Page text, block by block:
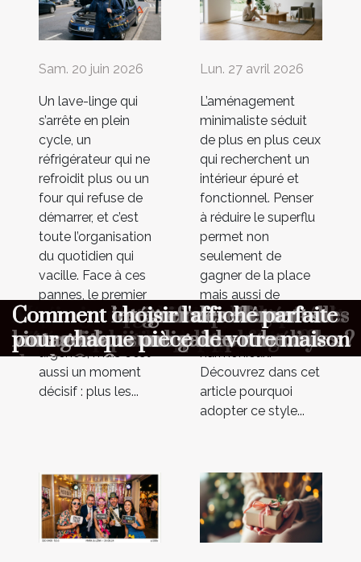
Dépannage express : quelles
informations transmettre au
premier contact ?
Sam. 20 juin 2026
Un lave-linge qui
s’arrête en plein
cycle, un
réfrigérateur qui ne
refroidit plus ou un
four qui refuse de
démarrer, et c’est
toute l’organisation
du quotidien qui
vacille. Face à ces
pannes, le premier
réflexe est souvent
d’appeler en
urgence, mais c’est
aussi un moment
décisif : plus les...
Aménagement minimaliste :
pourquoi moins c’est parfois mieux
Lun. 27 avril 2026
L’aménagement
minimaliste séduit
de plus en plus ceux
qui recherchent un
intérieur épuré et
fonctionnel. Penser
à réduire le superflu
permet non
seulement de
gagner de la place
mais aussi de
favoriser un mode
de vie plus serein et
harmonieux.
Découvrez dans cet
article pourquoi
adopter ce style...
Maximiser l'ambiance à votre
cérémonie avec un photobooth
Comment choisir le cadeau parfait
pour surprendre vos proches ?
Comment organiser une chasse au
trésor éducative pour enfants ?
Comment optimiser la longévité de
votre combinaison de plongée ?
Comment choisir un parfum
masculin qui complète votre style
de vie ?
Comment les gaufres reflètent-elles
les traditions culinaires mondiales ?
Comment intégrer des éléments
vintage dans une garde-robe
moderne ?
Comment choisir l'affiche parfaite
pour chaque pièce de votre maison